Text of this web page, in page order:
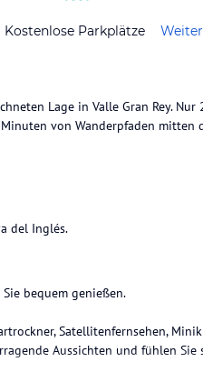
Kostenlose Parkplätze
Lage in Valle Gran Rey.
von Wanderpfaden mitten
del Inglés.
bequem genießen.
Satellitenfernsehen,
Aussichten und fühlen Sie